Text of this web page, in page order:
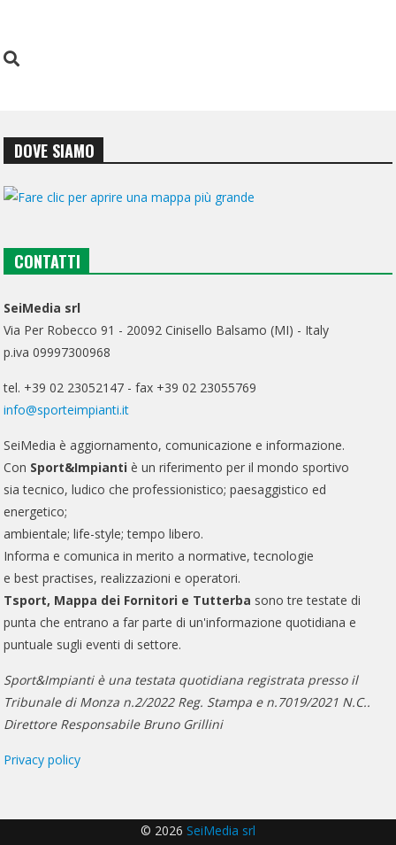
DOVE SIAMO
CONTATTI
SeiMedia srl
Via Per Robecco 91 - 20092 Cinisello Balsamo (MI) - Italy
p.iva 09997300968
tel. +39 02 23052147 - fax +39 02 23055769
info@sporteimpianti.it
SeiMedia è aggiornamento, comunicazione e informazione.
Con Sport&Impianti è un riferimento per il mondo sportivo
sia tecnico, ludico che professionistico; paesaggistico ed
energetico;
ambientale; life-style; tempo libero.
Informa e comunica in merito a normative, tecnologie
e best practises, realizzazioni e operatori.
Tsport, Mappa dei Fornitori e Tutterba sono tre testate di
punta che entrano a far parte di un'informazione quotidiana e
puntuale sugli eventi di settore.
Sport&Impianti è una testata quotidiana registrata presso il
Tribunale di Monza n.2/2022 Reg. Stampa e n.7019/2021 N.C..
Direttore Responsabile Bruno Grillini
Privacy policy
© 2026 SeiMedia srl